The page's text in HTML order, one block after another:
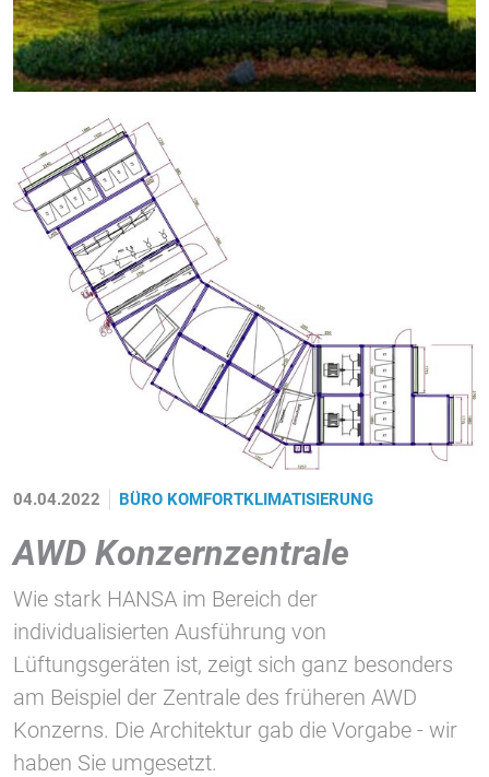
04.04.2022 BÜRO KOMFORTKLIMATISIERUNG
AWD Konzernzentrale
Wie stark HANSA im Bereich der
individualisierten Ausführung von
Lüftungsgeräten ist, zeigt sich ganz besonders
am Beispiel der Zentrale des früheren AWD
Konzerns. Die Architektur gab die Vorgabe - wir
haben Sie umgesetzt.
Name:
cookie_consent
Zweck:
Einverständnis-Optionen des Benutzers
Cookie Laufzeit:
1 Jahr
STATISTIK
Statistik Cookies erfassen Informationen anonym.
Diese Informationen helfen uns zu verstehen, wie
unsere Besucher unsere Website nutzen.
Google Tag Manager und Google
EXTERNE MEDIEN
Um Inhalte von Videoplattformen und Social Media
Plattformen anzeigen zu können, werden von
diesen externen Medien Cookies gesetzt.
YouTube
Vimeo